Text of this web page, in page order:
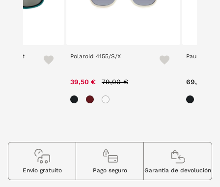
Everest Polaroid 4155/S/X
39,50 € 79,00 €
Paul Harris
69,00 €
Envio gratuito Pago seguro Garantia de devolución